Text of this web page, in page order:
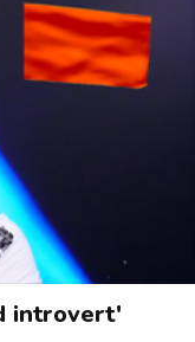
introvert'